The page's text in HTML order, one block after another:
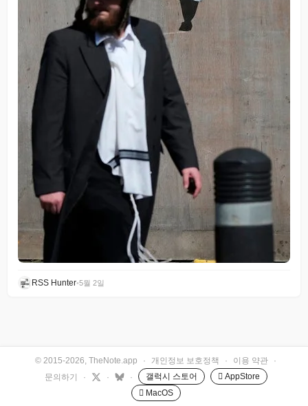
RSS Hunter•5월 2일
© 2015-2026, TheNote.app · 개인정보 보호정책 · 이용 약관
·
문의하기
· · · 갤럭시 스토어
 AppStore
 MacOS